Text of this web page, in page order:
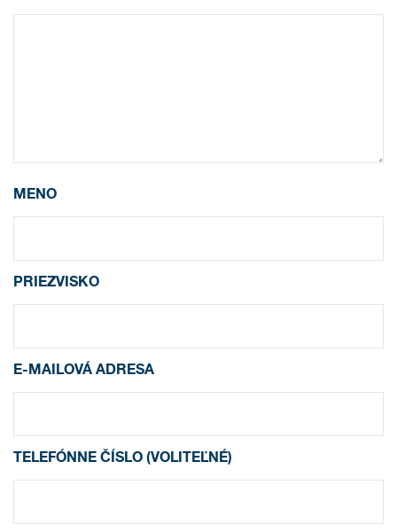
MENO
PRIEZVISKO
E-MAILOVÁ ADRESA
TELEFÓNNE ČÍSLO (VOLITEĽNÉ)